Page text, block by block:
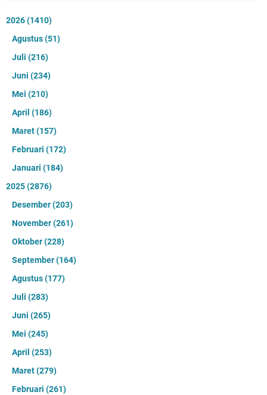
2026(1410)
Agustus(51)
Juli (216)
Juni (234)
Mei (210)
April (186)
Maret(157)
Februari (172)
Januari (184)
2025(2876)
Desember(203)
November(261)
Oktober(228)
September(164)
Agustus(177)
Juli (283)
Juni (265)
Mei (245)
April (253)
Maret(279)
Februari (261)